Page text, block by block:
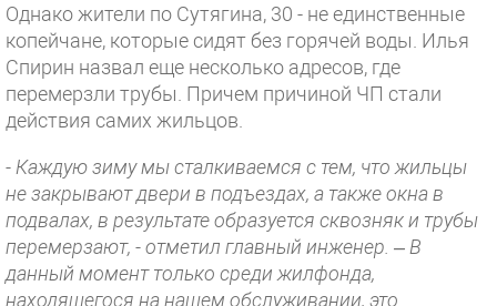
Однако жители по Сутягина, 30 - не единственные
копейчане, которые сидят без горячей воды. Илья
Спирин назвал еще несколько адресов, где
перемерзли трубы. Причем причиной ЧП стали
действия самих жильцов.
- Каждую зиму мы сталкиваемся с тем, что жильцы
не закрывают двери в подъездах, а также окна в
подвалах, в результате образуется сквозняк и трубы
перемерзают, - отметил главный инженер. – В
данный момент только среди жилфонда,
находящегося на нашем обслуживании, это